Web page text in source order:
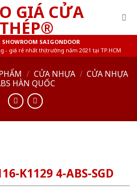
SHOWROOM SAIGONDOOR
- giá rẻ nhất thị trường năm 2021 tại TP.HCM
/ CỬA NHỰA / CỬA NHỰA
HÀN QUỐC
K1129 4-ABS-SGD